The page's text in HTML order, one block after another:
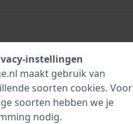
instellingen
maakt gebruik van
soorten cookies. Voor
soorten hebben we je
nodig.